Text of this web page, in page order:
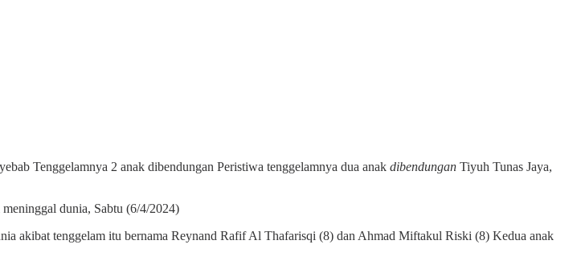
Tenggelamnya 2 anak dibendungan Peristiwa tenggelamnya dua anak dibendungan Tiyuh Tunas Jaya,
dunia, Sabtu (6/4/2024)
akibat tenggelam itu bernama Reynand Rafif Al Thafarisqi (8) dan Ahmad Miftakul Riski (8) Kedua anak